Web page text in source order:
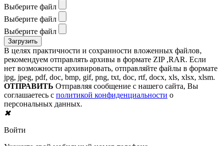
Выберите файл
Выберите файл
Выберите файл
В целях практичности и сохранности вложенных файлов,
рекомендуем отправлять архивы в формате ZIP ,RAR. Если
нет возможности архивировать, отправляйте файлы в формате
jpg, jpeg, pdf, doc, bmp, gif, png, txt, doc, rtf, docx, xls, xlsx, xlsm.
ОТПРАВИТЬ Отправляя сообщение с нашего сайта, Вы
соглашаетесь с политикой конфиденциальности о
персональных данных.
✖
Войти